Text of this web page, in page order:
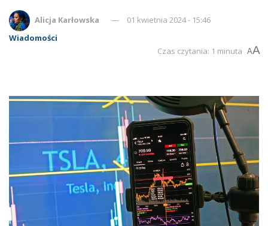
Alicja Karłowska
01 kwietnia 2024 - 15:46
Wiadomości
Czas czytania: 1 minuta AA